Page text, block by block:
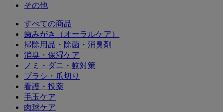
その他
すべての商品
歯みがき（オーラルケア）
掃除用品・除菌・消臭剤
消臭・保湿ケア
ノミ・ダニ・蚊対策
ブラシ・爪切り
看護・投薬
毛玉ケア
肉球ケア